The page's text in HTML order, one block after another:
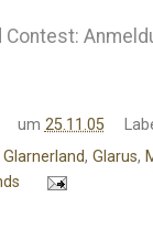
Contest:
um 25.11.05
Glarnerland, Glarus,